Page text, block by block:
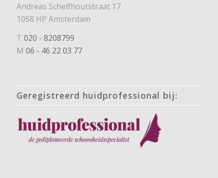
Andreas Schelfhoutstraat 17
1058 HP Amsterdam
T 020 - 8208799
M 06 - 46 22 03 77
Geregistreerd huidprofessional bij: